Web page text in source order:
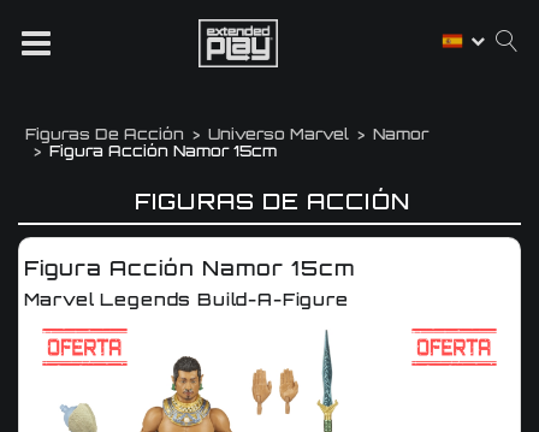
Figuras De Acción Universo Marvel
Namor
Figura Acción Namor 15cm
FIGURAS DE ACCIÓN
Figura Acción Namor 15cm
Marvel Legends Build-A-Figure